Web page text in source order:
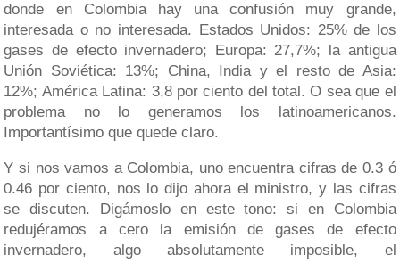
donde en Colombia hay una confusión muy grande,
interesada o no interesada. Estados Unidos: 25% de los
gases de efecto invernadero; Europa: 27,7%; la antigua
Unión Soviética: 13%; China, India y el resto de Asia:
12%; América Latina: 3,8 por ciento del total. O sea que el
problema no lo generamos los latinoamericanos.
Importantísimo que quede claro.
Y si nos vamos a Colombia, uno encuentra cifras de 0.3 ó
0.46 por ciento, nos lo dijo ahora el ministro, y las cifras
se discuten. Digámoslo en este tono: si en Colombia
redujéramos a cero la emisión de gases de efecto
invernadero, algo absolutamente imposible, el